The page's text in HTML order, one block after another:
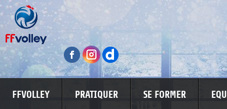
FFVOLLEY PRATIQUER SE FORMER